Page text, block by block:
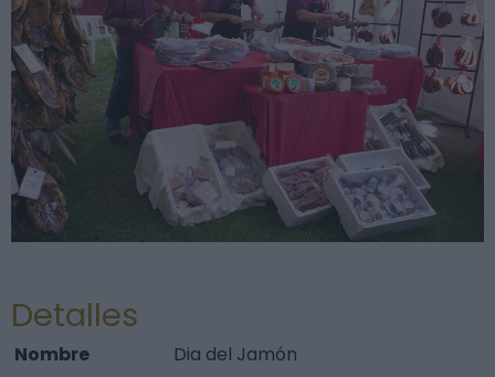
Detalles
Nombre
Dia del Jamón